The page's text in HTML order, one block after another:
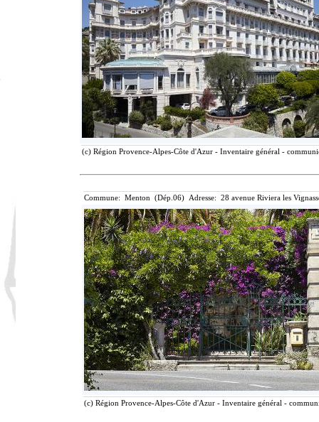
(c) Région Provence-Alpes-Côte d'Azur - Inventaire général -
Commune: Menton (Dép.06) Adresse: 28 avenue Riviera les
(c) Région Provence-Alpes-Côte d'Azur - Inventaire général -